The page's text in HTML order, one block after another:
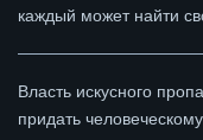
каждый может найти
Власть искусного
придать